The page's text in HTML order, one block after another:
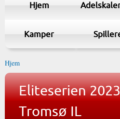
Hjem
Kamper
Hjem
Eliteserien
Tromsø IL